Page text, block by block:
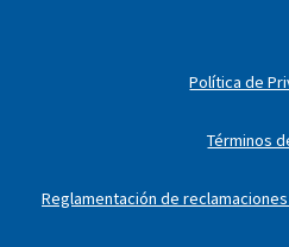
Política de
Términos
Reglamentación de